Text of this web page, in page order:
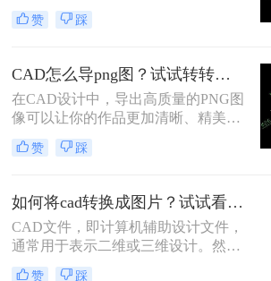
师和工程师而言，将CAD文件转化为
图片可以方便地共享和展示作品。本
格式方法。
赞 踩
CAD怎么导png图？试试转转大师这两种转换方式！
在CAD设计中，导出高质量的PNG图
像可以让你的作品更加清晰、精美，
并且适用于各种平台和应用场景。本
文将为你介绍CAD怎么导png图方法​
赞 踩
如何将cad转换成图片？试试看这三个方法！
CAD文件，即计算机辅助设计文件，
通常用于表示二维或三维设计。然
而，有时我们需要将这些设计转换成
赞 踩